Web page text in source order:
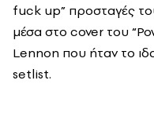
fuck up” προσταγές
μέσα στο cover του “
Lennon που ήταν το
setlist.